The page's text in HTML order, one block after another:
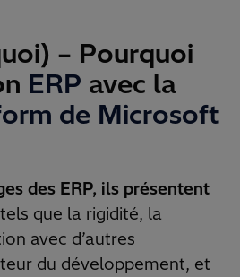
– Pourquoi
ERP avec la
de Microsoft
des ERP, ils présentent
tels que la rigidité, la
avec d’autres
du développement, et